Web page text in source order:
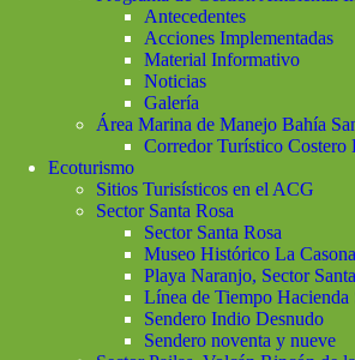
Antecedentes
Acciones Implementadas
Material Informativo
Noticias
Galería
Área Marina de Manejo Bahía
Corredor Turístico Costero
Ecoturismo
Sitios Turisísticos en el ACG
Sector Santa Rosa
Sector Santa Rosa
Museo Histórico La Casona
Playa Naranjo, Sector
Línea de Tiempo Hacienda
Sendero Indio Desnudo
Sendero noventa y nueve